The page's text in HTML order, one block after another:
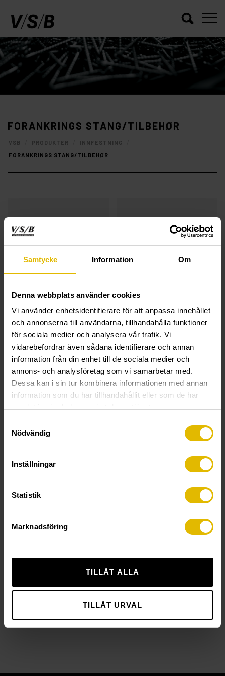
Samtycke Information Om
Denna webbplats använder cookies
Vi använder enhetsidentifierare för att anpassa innehållet
och annonserna till användarna, tillhandahålla funktioner
för sociala medier och analysera vår trafik. Vi
vidarebefordrar även sådana identifierare och annan
information från din enhet till de sociala medier och
annons- och analysföretag som vi samarbetar med.
Dessa kan i sin tur kombinera informationen med annan
information som du har tillhandahållit eller som de har
Nödvändig
Inställningar
Statistik
Marknadsföring
TILLÅT ALLA
TILLÅT URVAL
FORANKRINGS STANG/TILBEHØR
VSB PRODUKTER INNFESTNING
FORANKRINGS STANG/TILBEHØR
BLANDINGSRØR
til ankermasse
BLÅSEPUMPE
til ankermasse og betonginnfestning
betonginnfestning